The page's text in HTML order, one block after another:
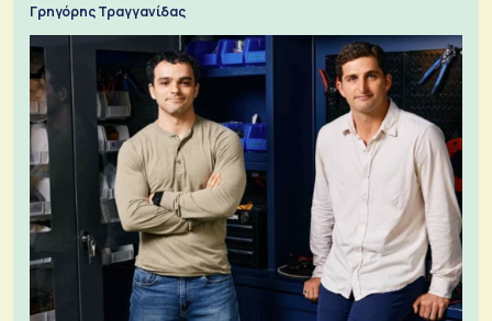
Γρηγόρης Τραγγανίδας